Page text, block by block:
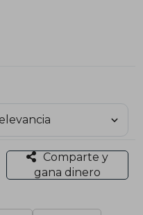
Comparte y
gana dinero